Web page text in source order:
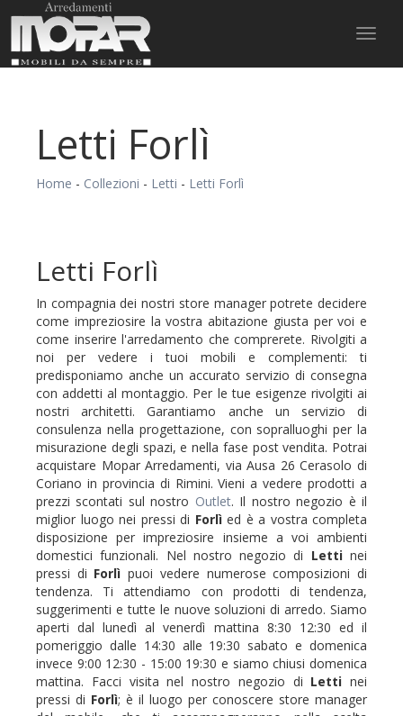
Letti Forlì
Home - Collezioni - Letti - Letti Forlì
Letti Forlì
In compagnia dei nostri store manager potrete decidere
come impreziosire la vostra abitazione giusta per voi e
come inserire l'arredamento che comprerete. Rivolgiti a
noi per vedere i tuoi mobili e complementi: ti
predisponiamo anche un accurato servizio di consegna
con addetti al montaggio. Per le tue esigenze rivolgiti ai
nostri architetti. Garantiamo anche un servizio di
consulenza nella progettazione, con sopralluoghi per la
misurazione degli spazi, e nella fase post vendita. Potrai
acquistare Mopar Arredamenti, via Ausa 26 Cerasolo di
Coriano in provincia di Rimini. Vieni a vedere prodotti a
prezzi scontati sul nostro Outlet. Il nostro negozio è il
miglior luogo nei pressi di Forlìed è a vostra completa
disposizione per impreziosire insieme a voi ambienti
domestici funzionali. Nel nostro negozio di Lettinei
pressi di Forlì puoi vedere numerose composizioni di
tendenza. Ti attendiamo con prodotti di tendenza,
suggerimenti e tutte le nuove soluzioni di arredo. Siamo
aperti dal lunedì al venerdì mattina 8:30 12:30 ed il
pomeriggio dalle 14:30 alle 19:30 sabato e domenica
invece 9:00 12:30 - 15:00 19:30 e siamo chiusi domenica
mattina. Facci visita nel nostro negozio di Letti nei
pressi di Forlì; è il luogo per conoscere store manager